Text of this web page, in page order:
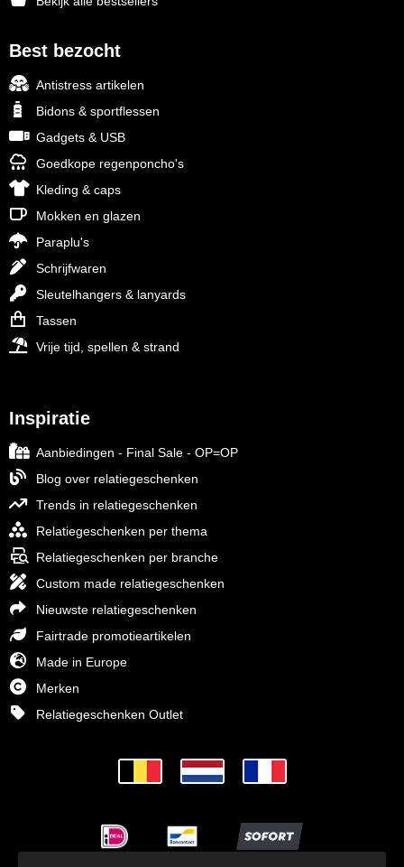
Best bezocht
Antistress artikelen
Bidons & sportflessen
Gadgets & USB
Goedkope regenponcho's
Kleding & caps
Mokken en glazen
Paraplu's
Schrijfwaren
Sleutelhangers & lanyards
Tassen
Vrije tijd, spellen & strand
Inspiratie
Aanbiedingen - Final Sale - OP=OP
Blog over relatiegeschenken
Trends in relatiegeschenken
Relatiegeschenken per thema
Relatiegeschenken per branche
Custom made relatiegeschenken
Nieuwste relatiegeschenken
Fairtrade promotieartikelen
Made in Europe
Merken
Relatiegeschenken Outlet